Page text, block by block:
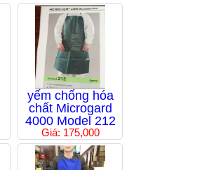
yếm chống hóa
chất Microgard
4000 Model 212
Giá: 175,000